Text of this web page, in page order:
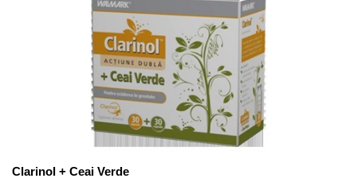
Clarinol + Ceai Verde